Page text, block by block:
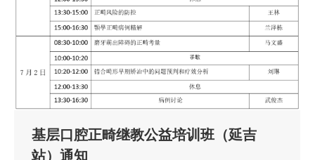
基层口腔正畸继教公益培训班（延吉
站）通知